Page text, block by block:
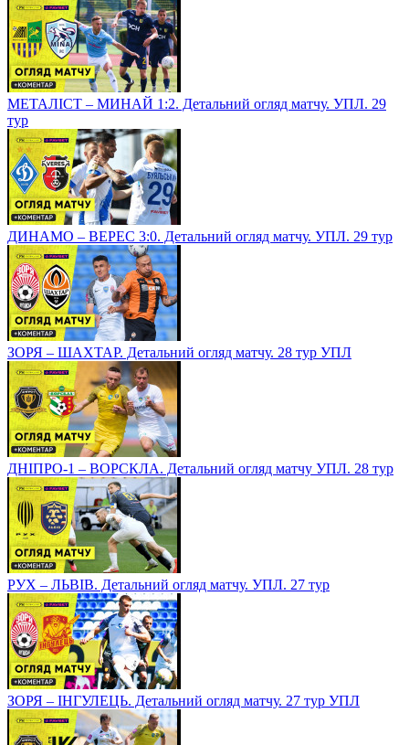
МЕТАЛІСТ – МИНАЙ 1:2. Детальний огляд матчу. УПЛ. 29
тур
ДИНАМО – ВЕРЕС 3:0. Детальний огляд матчу. УПЛ. 29 тур
ЗОРЯ – ШАХТАР. Детальний огляд матчу. 28 тур УПЛ
ДНІПРО-1 – ВОРСКЛА. Детальний огляд матчу УПЛ. 28 тур
РУХ – ЛЬВІВ. Детальний огляд матчу. УПЛ. 27 тур
ЗОРЯ – ІНГУЛЕЦЬ. Детальний огляд матчу. 27 тур УПЛ